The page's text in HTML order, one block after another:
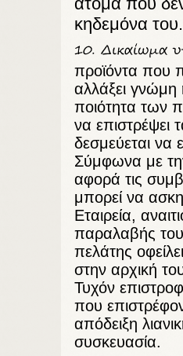
κηδεμόνα του.
προϊόντα που
αλλάξει
ποιότητα των
να επιστρέψει
δεσμεύεται να
Σύμφωνα με
αφορά τις
μπορεί να
Εταιρεία,
παραλαβής
πελάτης
στην αρχική
Τυχόν
που
απόδειξη
συσκευασία.